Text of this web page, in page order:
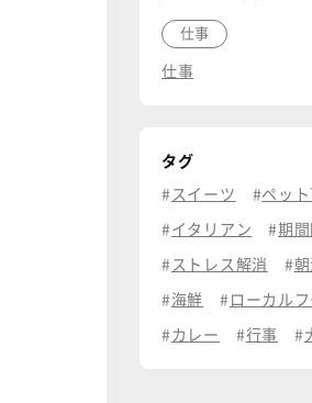
仕事
仕事
タグ
スイーツ ペット
イタリアン 期
ストレス解消
海鮮 ローカルフ
カレー 行事